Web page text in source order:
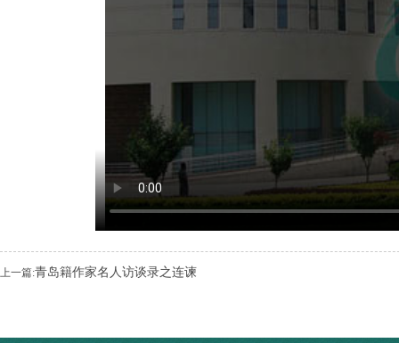
上一篇:青岛籍作家名人访谈录之连谏